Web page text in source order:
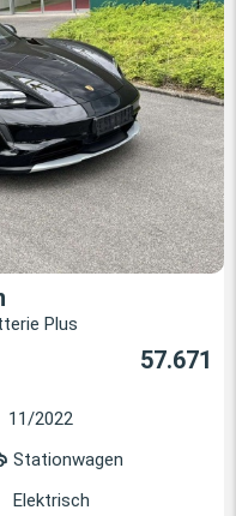
Plus
57.671
11/2022
Stationwagen
Elektrisch